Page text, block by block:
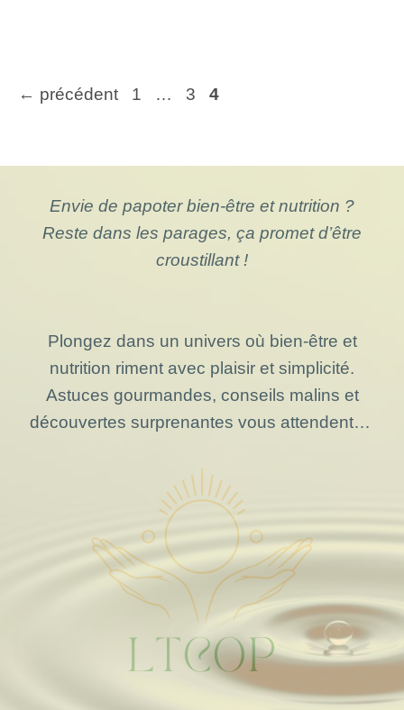
← précédent Page
1 … Page
3 Page
4
Envie de papoter bien-être et nutrition ?
Reste dans les parages, ça promet d’être
croustillant !
Plongez dans un univers où bien-être et
nutrition riment avec plaisir et simplicité.
Astuces gourmandes, conseils malins et
découvertes surprenantes vous attendent…